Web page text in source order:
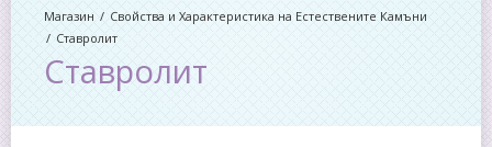
Магазин
Свойства и Характеристика на Естествените Камъни
Ставролит
Ставролит